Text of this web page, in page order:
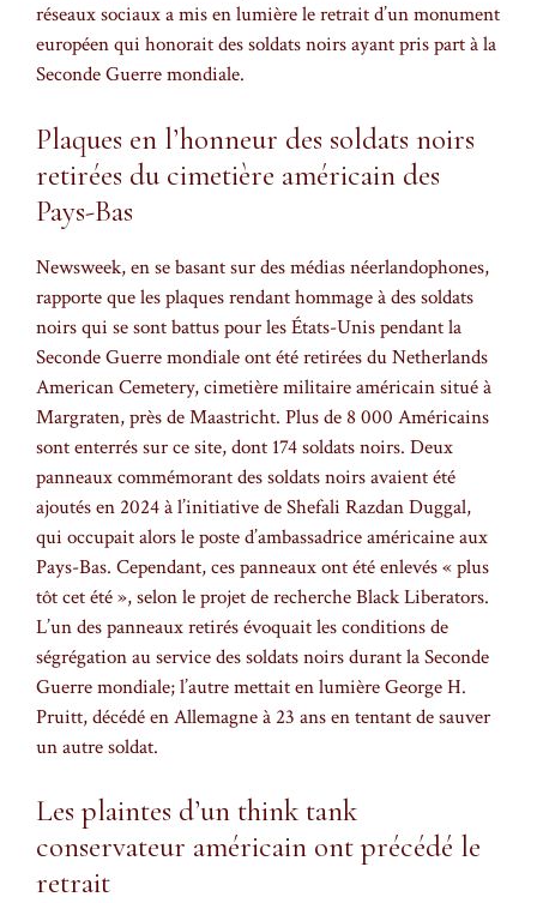
réseaux sociaux a mis en lumière le retrait d’un monument
européen qui honorait des soldats noirs ayant pris part à la
Seconde Guerre mondiale.
Plaques en l’honneur des soldats noirs
retirées du cimetière américain des
Pays-Bas
Newsweek, en se basant sur des médias néerlandophones,
rapporte que les plaques rendant hommage à des soldats
noirs qui se sont battus pour les États-Unis pendant la
Seconde Guerre mondiale ont été retirées du Netherlands
American Cemetery, cimetière militaire américain situé à
Margraten, près de Maastricht. Plus de 8 000 Américains
sont enterrés sur ce site, dont 174 soldats noirs. Deux
panneaux commémorant des soldats noirs avaient été
ajoutés en 2024 à l’initiative de Shefali Razdan Duggal,
qui occupait alors le poste d’ambassadrice américaine aux
Pays-Bas. Cependant, ces panneaux ont été enlevés « plus
tôt cet été », selon le projet de recherche Black Liberators.
L’un des panneaux retirés évoquait les conditions de
ségrégation au service des soldats noirs durant la Seconde
Guerre mondiale; l’autre mettait en lumière George H.
Pruitt, décédé en Allemagne à 23 ans en tentant de sauver
un autre soldat.
Les plaintes d’un think tank
conservateur américain ont précédé le
retrait